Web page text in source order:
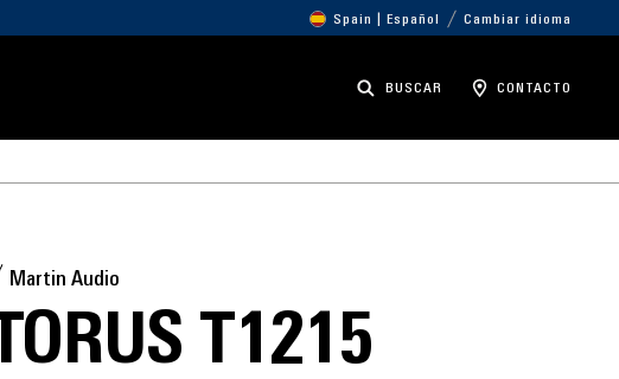
Spain | Español Cambiar idioma
BUSCAR CONTACTO
Martin Audio
TORUS T1215